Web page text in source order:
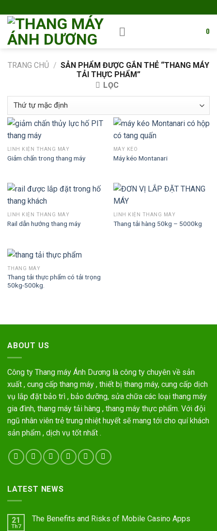
to
content
0
TRANG CHỦ / SẢN PHẨM ĐƯỢC GẮN THẺ “THANG MÁY
TẢI THỰC PHẨM”
LỌC
LINH KIỆN THANG MÁY
Giảm chấn trong thang máy
MÁY KÉO
Máy kéo Montanari
LINH KIỆN THANG MÁY
Rail dẫn hướng thang máy
LINH KIỆN THANG MÁY
Thang tải hàng 50kg – 5000kg
THANG MÁY
Thang tải thực phẩm có tải trọng
50kg-500kg.
ABOUT US
Công ty Thang máy Ánh Dương là công ty chuyên về sản
xuất , cung cấp thang máy , thiết bị thang máy, cung cấp dịch
vụ lắp đặt bảo trì , bảo dưỡng, sửa chữa các loại thang máy
gia đình, thang máy tải hàng , thang máy thực phẩm. Với đội
ngũ nhân viên trẻ trung nhiệt huyết sẽ mang tới cho quí khách
sản phẩm , dịch vụ tốt nhất .
LATEST NEWS
21
Th7
The Benefits and Risks of Mobile Casino Apps